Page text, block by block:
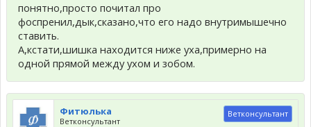
понятно,просто почитал про
фоспренил,дык,сказано,что его надо внутримышечно
ставить.
А,кстати,шишка находится ниже уха,примерно на
одной прямой между ухом и зобом.
Фитюлька
Ветконсультант
Ветконсультант